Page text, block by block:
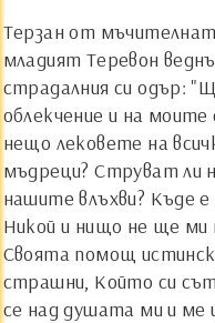
Терзан от
младият Теревон
страдалния си одър:
облекчение и на моите
нещо лековете на
мъдреци? Струват ли
нашите влъхви? Къде
Никой и нищо не ще ми
Своята помощ
страшни, Който си
се над душата ми и ме